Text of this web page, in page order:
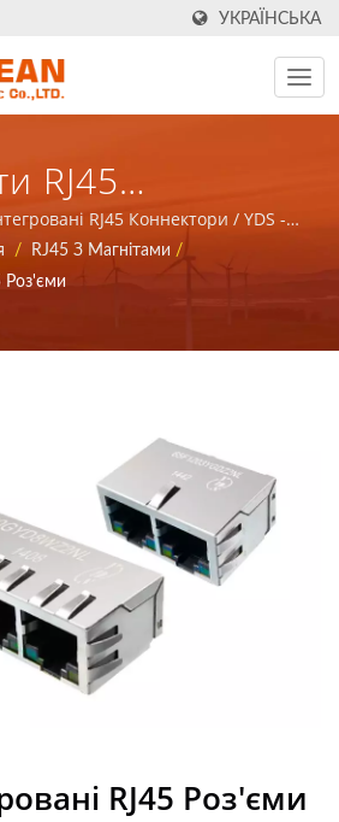
УКРАЇНСЬКА
RJ45
/ YDS - Надайте
Для
RJ45 Коннектори / YDS -
для магнітних компонентів та
у комунікаційних мережах.
/ RJ45 З Магнітами /
Роз'єми
RJ45 Роз'єми